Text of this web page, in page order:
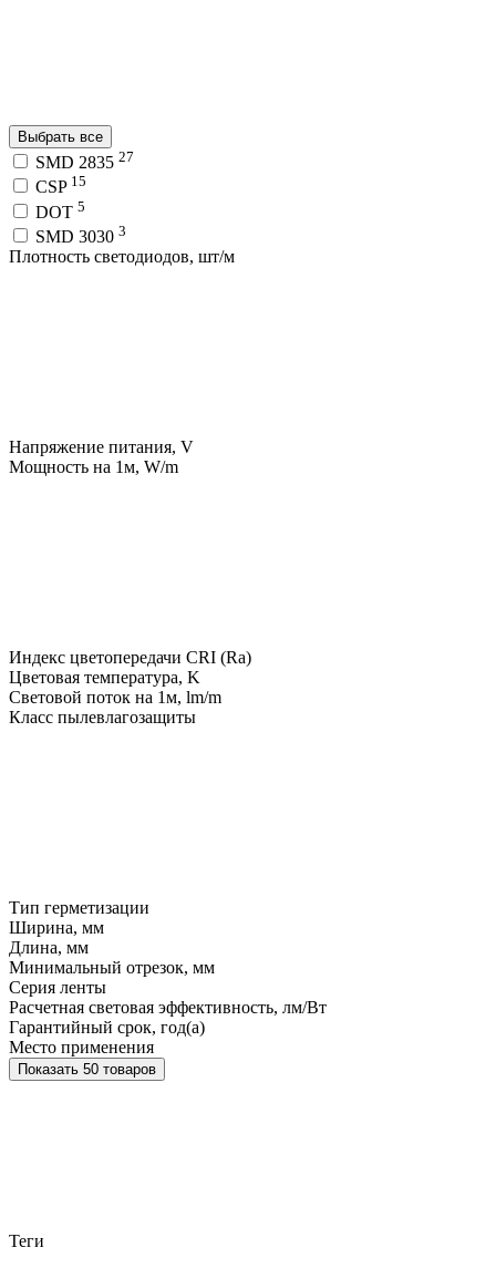
Выбрать все
SMD 2835 27
CSP 15
DOT 5
SMD 3030 3
Плотность светодиодов, шт/м
Напряжение питания, V
Мощность на 1м, W/m
Индекс цветопередачи CRI (Ra)
Цветовая температура, K
Световой поток на 1м, lm/m
Класс пылевлагозащиты
Тип герметизации
Ширина, мм
Длина, мм
Минимальный отрезок, мм
Серия ленты
Расчетная световая эффективность, лм/Вт
Гарантийный срок, год(а)
Место применения
Показать 50 товаров
Теги